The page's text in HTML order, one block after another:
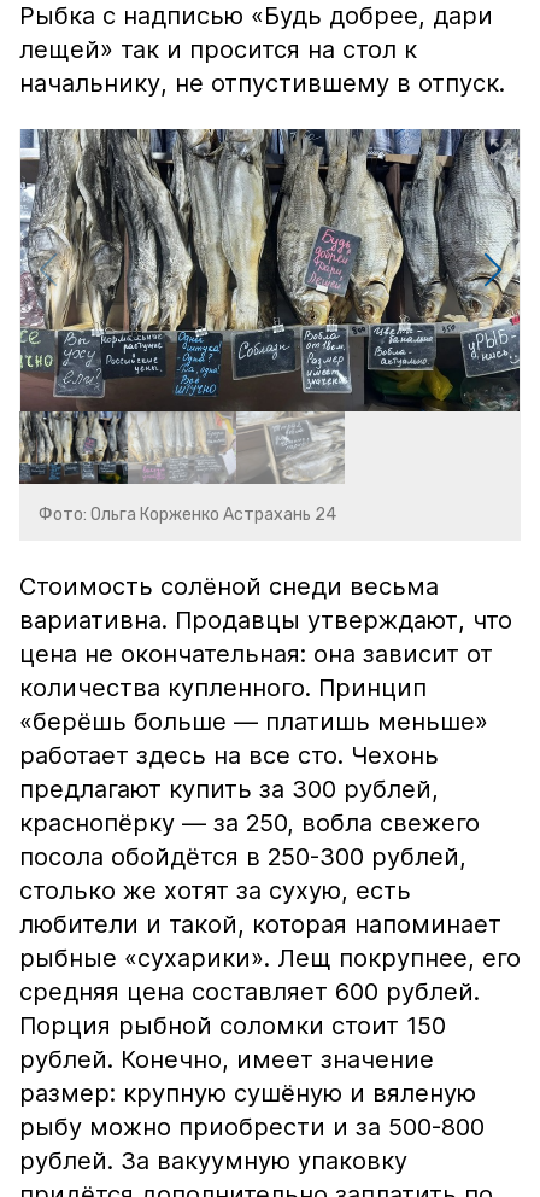
Рыбка с надписью «Будь добрее, дари
лещей» так и просится на стол к
начальнику, не отпустившему в отпуск.
Фото: Ольга Корженко Астрахань 24
Стоимость солёной снеди весьма
вариативна. Продавцы утверждают, что
цена не окончательная: она зависит от
количества купленного. Принцип
«берёшь больше — платишь меньше»
работает здесь на все сто. Чехонь
предлагают купить за 300 рублей,
краснопёрку — за 250, вобла свежего
посола обойдётся в 250-300 рублей,
столько же хотят за сухую, есть
любители и такой, которая напоминает
рыбные «сухарики». Лещ покрупнее, его
средняя цена составляет 600 рублей.
Порция рыбной соломки стоит 150
рублей. Конечно, имеет значение
размер: крупную сушёную и вяленую
рыбу можно приобрести и за 500-800
рублей. За вакуумную упаковку